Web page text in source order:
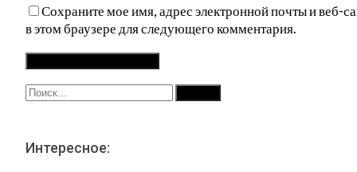
Сохраните мое имя, адрес электронной почты и веб-
в этом браузере для следующего комментария.
Интересное: